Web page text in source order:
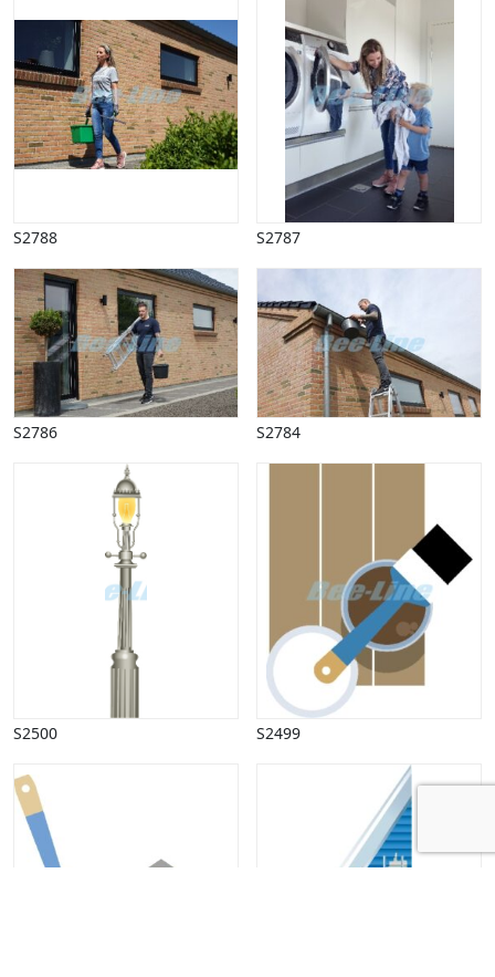
S2788 S2787
S2786 S2784
S2500 S2499